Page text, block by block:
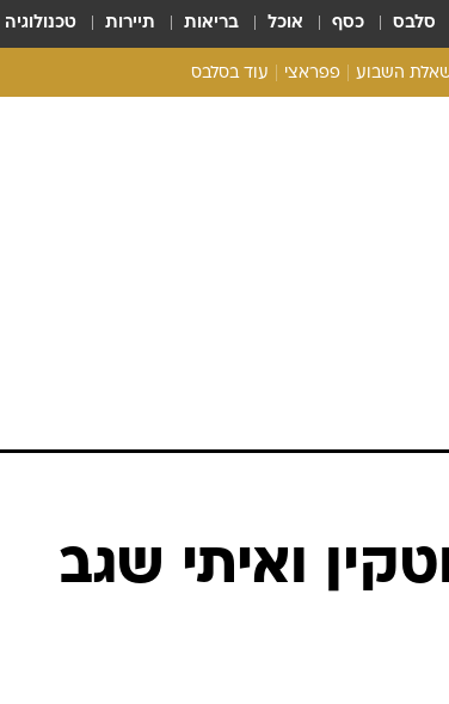
סלבס כסף אוכל בריאות תיירות טכנולוגיה
השבוע פפראצי עוד בסלבס
ואיתי שגב